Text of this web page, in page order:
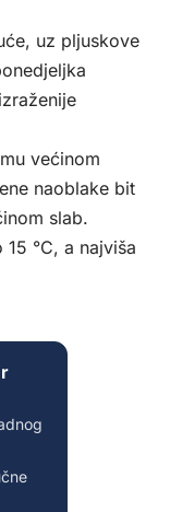
uz pljuskove
većinom
naoblake bit
slab.
°C, a najviša